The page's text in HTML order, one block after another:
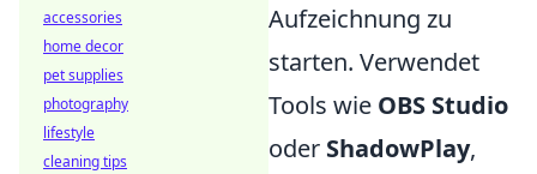
Aufzeichnung zu
starten. Verwendet
Tools wie OBS Studio
oder ShadowPlay,
accessories
home decor
pet supplies
photography
lifestyle
cleaning tips